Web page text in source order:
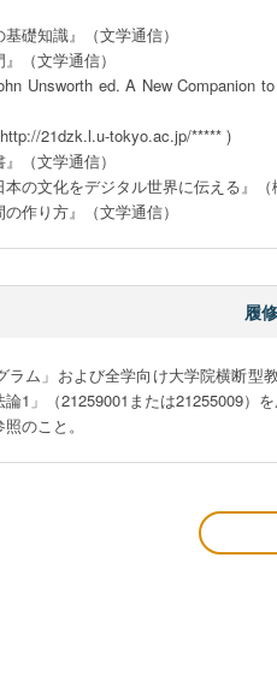
礎知識』（文学通信）
（文学通信）
Unsworth ed. A New Companion
21dzk.l.u-tokyo.ac.jp/***** )
（文学通信）
の文化をデジタル世界に伝える』（
作り方』（文学通信）
履
ラム」および全学向け大学院横断
1」（21259001または21255009）を
のこと。